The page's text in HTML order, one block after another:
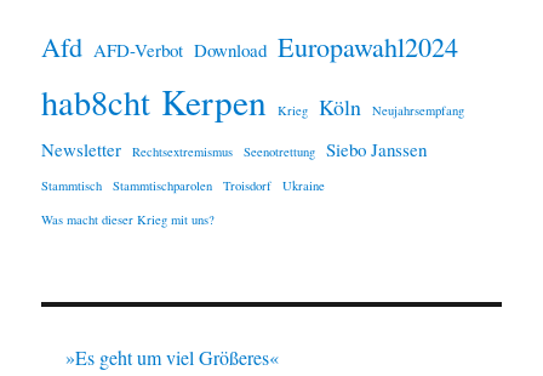
Afd AFD-Verbot Download Europawahl2024
hab8cht Kerpen Krieg Köln Neujahrsempfang
Newsletter Rechtsextremismus Seenotrettung Siebo Janssen
Stammtisch Stammtischparolen Troisdorf
Ukraine
Was macht dieser Krieg mit uns?
»Es geht um viel Größeres«